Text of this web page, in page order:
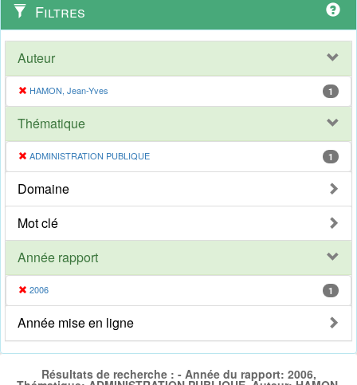
Filtres
Auteur
HAMON, Jean-Yves 1
Thématique
ADMINISTRATION PUBLIQUE 1
Domaine
Mot clé
Année rapport
2006 1
Année mise en ligne
Résultats de recherche : - Année du rapport: 2006,